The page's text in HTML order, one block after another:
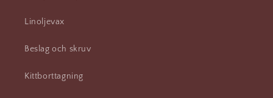
Linoljevax
Beslag och skruv
Kittborttagning